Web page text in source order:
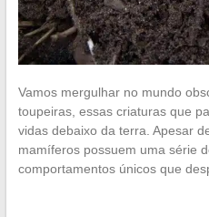
Vamos mergulhar no mundo
toupeiras, essas criaturas que
vidas debaixo da terra. Apesar
mamíferos possuem uma série
comportamentos únicos que